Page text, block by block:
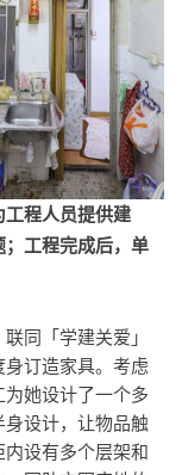
工程人员提供建
；工程完成后，单
同「学建关爱」
订造家具。考虑
她设计了一个多
设计，让物品触
设有多个层架和